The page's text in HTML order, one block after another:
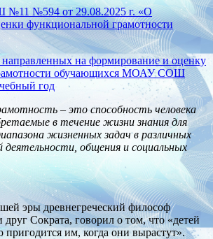
№594 от 29.08.2025 г. «О
функциональной грамотности
на формирование и оценку
обучающихся МОАУ СОШ
год
– это способность человека
в течение жизни знания для
жизненных задач в различных
деятельности, общения и социальных
эры древнегреческий философ
Сократа, говорил о том, что «детей
пригодится им, когда они вырастут».